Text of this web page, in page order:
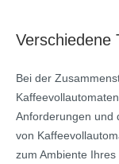
Verschiedene
Bei der
Anforderungen und
von
zum Ambiente